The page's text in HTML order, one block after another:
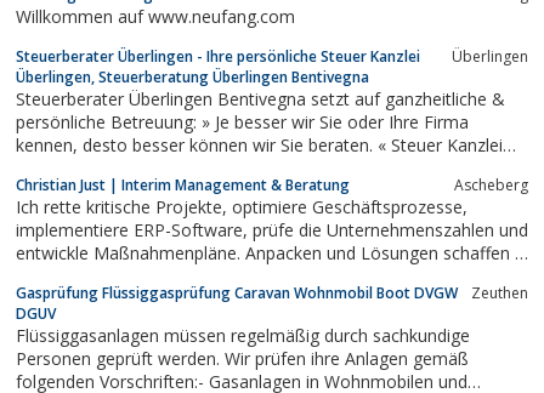
Willkommen auf www.neufang.com
Steuerberater Überlingen - Ihre persönliche Steuer Kanzlei
Überlingen, Steuerberatung Überlingen Bentivegna
Überlingen
Steuerberater Überlingen Bentivegna setzt auf ganzheitliche &
persönliche Betreuung: » Je besser wir Sie oder Ihre Firma
kennen, desto besser können wir Sie beraten. « Steuer Kanzlei
Christian Just | Interim Management & Beratung Ascheberg
Ich rette kritische Projekte, optimiere Geschäftsprozesse,
implementiere ERP-Software, prüfe die Unternehmenszahlen und
entwickle Maßnahmenpläne. Anpacken und Lösungen schaffen –
nachhaltig!Projektaufträge effizient organisierenERP- und
Dokument-Management-Systeme einführen...
Gasprüfung Flüssiggasprüfung Caravan Wohnmobil Boot DVGW
DGUV
Zeuthen
Flüssiggasanlagen müssen regelmäßig durch sachkundige
Personen geprüft werden. Wir prüfen ihre Anlagen gemäß
folgenden Vorschriften:- Gasanlagen in Wohnmobilen und